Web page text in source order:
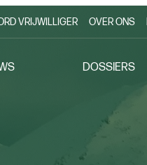
VRIJWILLIGER OVER ONS
DOSSIERS